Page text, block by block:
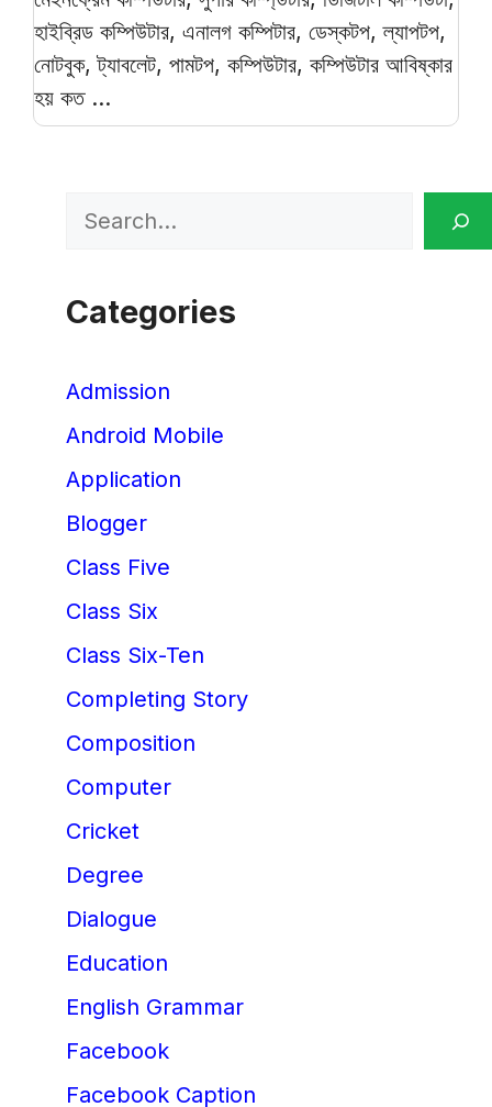
হাইব্রিড কম্পিউটার, এনালগ কম্পিটার, ডেস্কটপ, ল্যাপটপ,
নোটবুক, ট্যাবলেট, পামটপ, কম্পিউটার, কম্পিউটার আবিষ্কার
হয় কত ...
Search
Categories
Admission
Android Mobile
Application
Blogger
Class Five
Class Six
Class Six-Ten
Completing Story
Composition
Computer
Cricket
Degree
Dialogue
Education
English Grammar
Facebook
Facebook Caption